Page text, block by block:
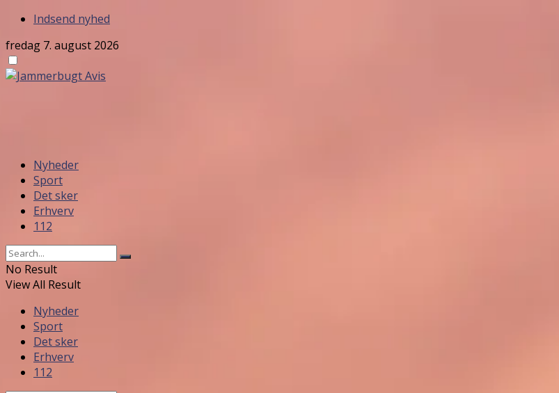
Indsend nyhed
fredag 7. august 2026
Nyheder
Sport
Det sker
Erhverv
112
No Result
View All Result
Nyheder
Sport
Det sker
Erhverv
112